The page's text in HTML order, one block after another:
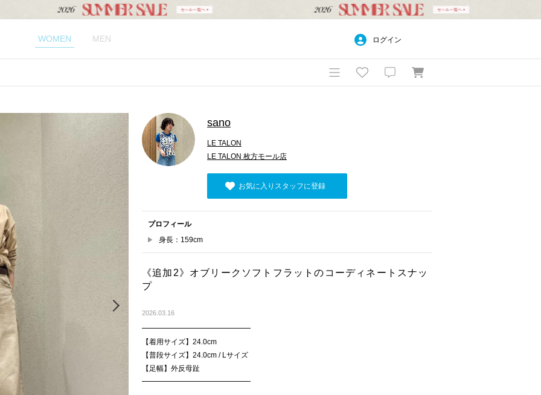
WOMEN MEN ログイン
sano
LE TALON
LE TALON 枚方モール店
お気に入りスタッフに登録
プロフィール
身長：159cm
《追加2》オブリークソフトフラットのコーディネートスナッ
プ
2026.03.16
━━━━━━━━━━━━━━━
【着用サイズ】24.0cm
【普段サイズ】24.0cm / Lサイズ
【足幅】外反母趾
━━━━━━━━━━━━━━━